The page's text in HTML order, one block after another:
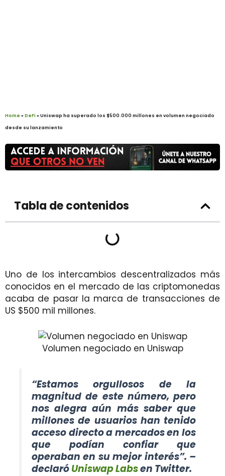
Home »DeFi »Uniswap ha superado los $500.000 millones en volumen negociado
desde su lanzamiento
Tabla de contenidos
Uno de los intercambios descentralizados más
conocidos en el mercado de las criptomonedas
acaba de pasar la marca de transacciones de
US $500 mil millones.
Volumen negociado en Uniswap
“Estamos orgullosos de la
magnitud de este número, pero
nos alegra aún más saber que
millones de usuarios han tenido
acceso directo a mercados en los
que podían confiar que
operaban en su mejor interés”. –
declaróUniswap Labsen Twitter.